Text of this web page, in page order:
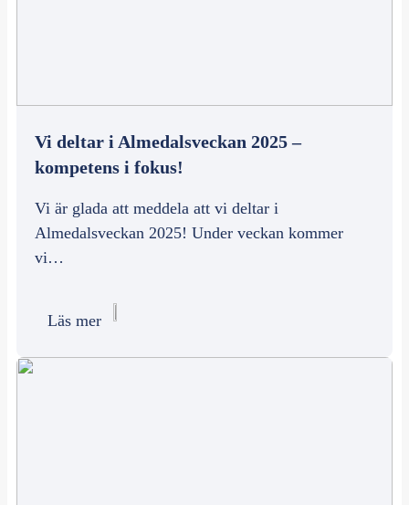
Vi deltar i Almedalsveckan 2025 –
kompetens i fokus!
Vi är glada att meddela att vi deltar i
Almedalsveckan 2025! Under veckan kommer
vi…
Läs mer